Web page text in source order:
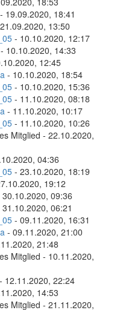
- 19.09.2020, 18:41
13:50
- 10.10.2020, 12:17
- 10.10.2020, 14:33
12:45
- 10.10.2020, 18:54
- 10.10.2020, 15:36
- 11.10.2020, 08:18
- 11.10.2020, 10:17
- 11.10.2020, 10:26
Mitglied - 22.10.2020,
04:36
- 23.10.2020, 18:19
19:12
30.10.2020, 09:36
31.10.2020, 06:21
- 09.11.2020, 16:31
- 09.11.2020, 21:00
21:48
Mitglied - 10.11.2020,
- 12.11.2020, 22:24
14:53
Mitglied - 21.11.2020,